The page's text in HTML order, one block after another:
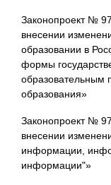
Законопроект №
внесении
образовании в
формы
образовательным
образования»
Законопроект №
внесении
информации,
информации"»